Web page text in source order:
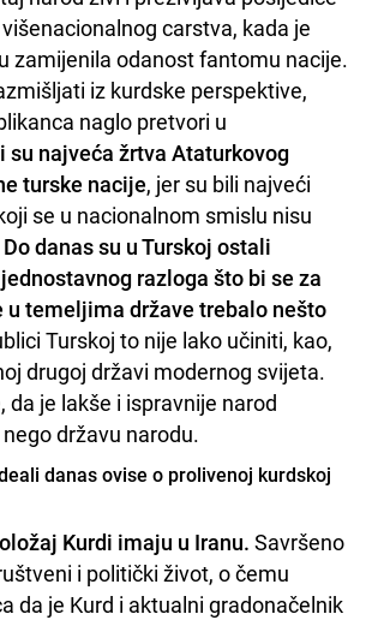
carstva, kada je
zamijenila odanost fantomu nacije.
iz kurdske perspektive,
naglo pretvori u
su najveća žrtva Ataturkovog
turske nacije, jer su bili najveći
se u nacionalnom smislu nisu
Do danas su u Turskoj ostali
razloga što bi se za
u temeljima države trebalo nešto
Turskoj to nije lako učiniti, kao,
drugoj državi modernog svijeta.
da je lakše i ispravnije narod
državu narodu.
danas ovise o prolivenoj kurdskoj
Kurdi imaju u Iranu. Savršeno
i politički život, o čemu
da je Kurd i aktualni gradonačelnik